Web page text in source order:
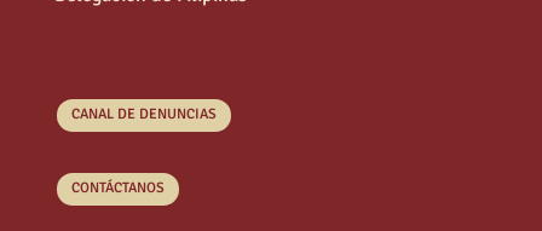
CANAL DE DENUNCIAS
CONTÁCTANOS